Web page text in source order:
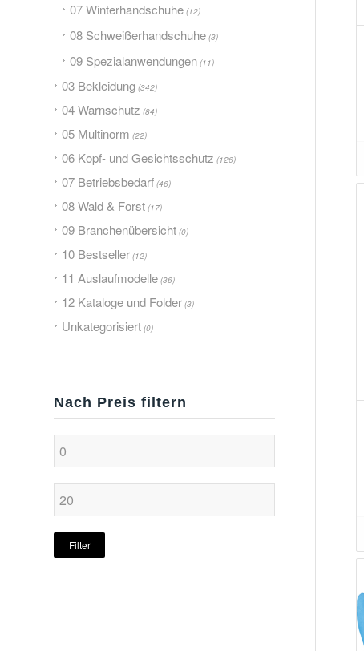
07 Winterhandschuhe (12)
08 Schweißerhandschuhe (3)
09 Spezialanwendungen (11)
03 Bekleidung (342)
04 Warnschutz (84)
05 Multinorm (22)
06 Kopf- und Gesichtsschutz (126)
07 Betriebsbedarf (46)
08 Wald & Forst (17)
09 Branchenübersicht (0)
10 Bestseller (12)
11 Auslaufmodelle (36)
12 Kataloge und Folder (3)
Unkategorisiert (0)
Nach Preis filtern
Filter